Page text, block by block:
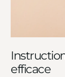
efficace